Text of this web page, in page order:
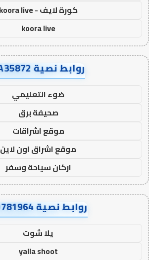
كورة لايف - koora live
koora live
روابط نصية AA35872
ضوء التعليمي
صحيفة برق
موقع اشراقات
موقع اشراق اون لاين
اركان سياحة وسفر
روابط نصية FD781964
يلا شوت
yalla shoot